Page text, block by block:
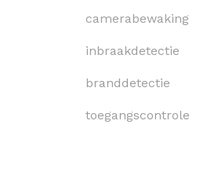
camerabewaking
inbraakdetectie
branddetectie
toegangscontrole